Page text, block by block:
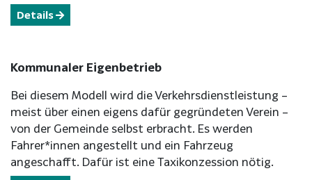
Details
Kommunaler Eigenbetrieb
Bei diesem Modell wird die Verkehrsdienstleistung –
meist über einen eigens dafür gegründeten Verein –
von der Gemeinde selbst erbracht. Es werden
Fahrer*innen angestellt und ein Fahrzeug
angeschafft. Dafür ist eine Taxikonzession nötig.